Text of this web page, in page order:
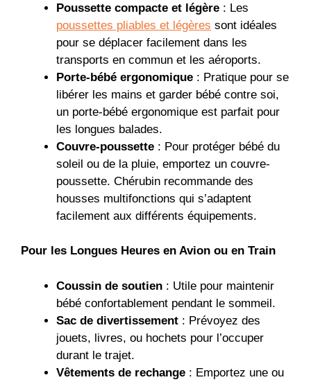
Poussette compacte et légère : Les
poussettes pliables et légères sont idéales
pour se déplacer facilement dans les
transports en commun et les aéroports.
Porte-bébé ergonomique : Pratique pour se
libérer les mains et garder bébé contre soi,
un porte-bébé ergonomique est parfait pour
les longues balades.
Couvre-poussette : Pour protéger bébé du
soleil ou de la pluie, emportez un couvre-
poussette. Chérubin recommande des
housses multifonctions qui s’adaptent
facilement aux différents équipements.
Pour les Longues Heures en Avion ou en Train
Coussin de soutien : Utile pour maintenir
bébé confortablement pendant le sommeil.
Sac de divertissement : Prévoyez des
jouets, livres, ou hochets pour l’occuper
durant le trajet.
Vêtements de rechange : Emportez une ou